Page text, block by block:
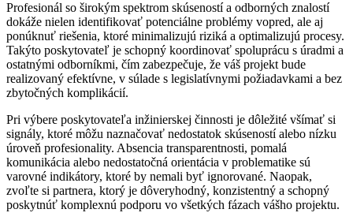
Profesionál so širokým spektrom skúseností a odborných znalostí
dokáže nielen identifikovať potenciálne problémy vopred, ale aj
ponúknuť riešenia, ktoré minimalizujú riziká a optimalizujú procesy.
Takýto poskytovateľ je schopný koordinovať spoluprácu s úradmi a
ostatnými odborníkmi, čím zabezpečuje, že váš projekt bude
realizovaný efektívne, v súlade s legislatívnymi požiadavkami a bez
zbytočných komplikácií.
Pri výbere poskytovateľa inžinierskej činnosti je dôležité všímať si
signály, ktoré môžu naznačovať nedostatok skúseností alebo nízku
úroveň profesionality. Absencia transparentnosti, pomalá
komunikácia alebo nedostatočná orientácia v problematike sú
varovné indikátory, ktoré by nemali byť ignorované. Naopak,
zvoľte si partnera, ktorý je dôveryhodný, konzistentný a schopný
poskytnúť komplexnú podporu vo všetkých fázach vášho projektu.